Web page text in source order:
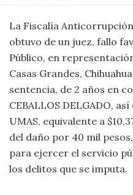
La Fiscalía
obtuvo de un juez, fallo
Público, en
Casas Grandes,
sentencia, de 2 años en
CEBALLOS DELGADO,
UMAS, equivalente a
del daño por 40 mil
para ejercer el servicio
los delitos que se imputa.